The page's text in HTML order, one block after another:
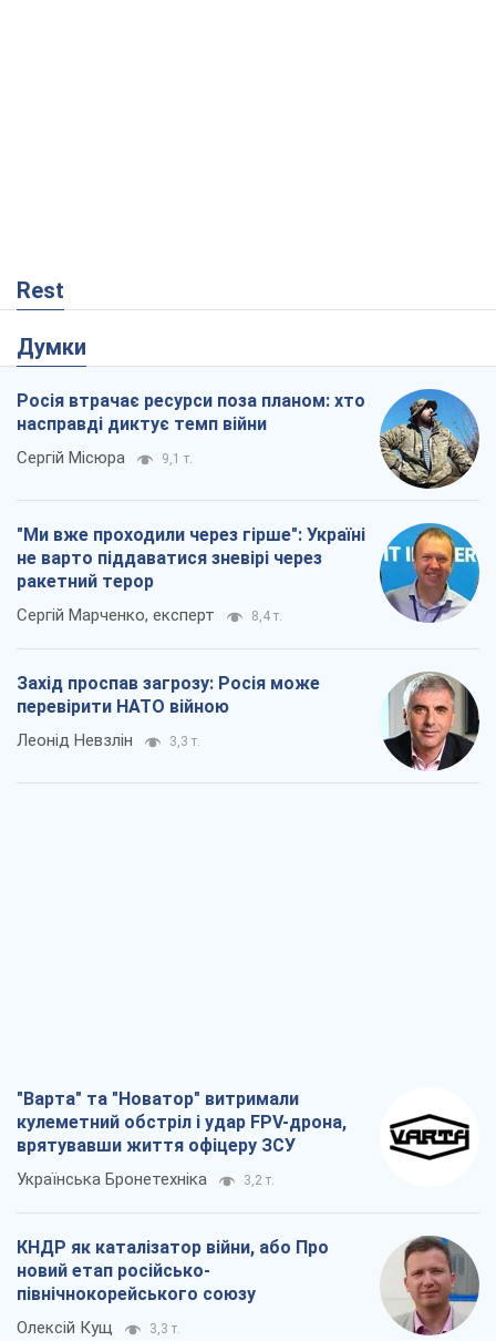
Rest
Думки
Росія втрачає ресурси поза планом: хто
насправді диктує темп війни
Сергій Місюра 9,1 т.
"Ми вже проходили через гірше": Україні
не варто піддаватися зневірі через
ракетний терор
Сергій Марченко, експерт 8,4 т.
Захід проспав загрозу: Росія може
перевірити НАТО війною
Леонід Невзлін 3,3 т.
"Варта" та "Новатор" витримали
кулеметний обстріл і удар FPV-дрона,
врятувавши життя офіцеру ЗСУ
Українська Бронетехніка 3,2 т.
КНДР як каталізатор війни, або Про
новий етап російсько-
північнокорейського союзу
Олексій Кущ 3,3 т.